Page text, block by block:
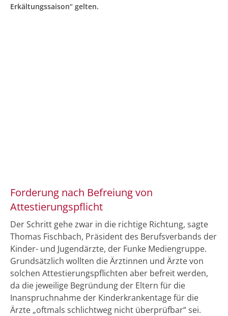
Erkältungssaison“ gelten.
Forderung nach Befreiung von
Attestierungspflicht
Der Schritt gehe zwar in die richtige Richtung, sagte
Thomas Fischbach, Präsident des Berufsverbands der
Kinder- und Jugendärzte, der Funke Mediengruppe.
Grundsätzlich wollten die Ärztinnen und Ärzte von
solchen Attestierungspflichten aber befreit werden,
da die jeweilige Begründung der Eltern für die
Inanspruchnahme der Kinderkrankentage für die
Ärzte „oftmals schlichtweg nicht überprüfbar“ sei.